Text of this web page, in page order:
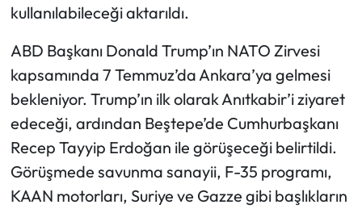
kullanılabileceği aktarıldı.
ABD Başkanı Donald Trump’ın NATO Zirvesi
kapsamında 7 Temmuz’da Ankara’ya gelmesi
bekleniyor. Trump’ın ilk olarak Anıtkabir’i ziyaret
edeceği, ardından Beştepe’de Cumhurbaşkanı
Recep Tayyip Erdoğan ile görüşeceği belirtildi.
Görüşmede savunma sanayii, F-35 programı,
KAAN motorları, Suriye ve Gazze gibi başlıkların